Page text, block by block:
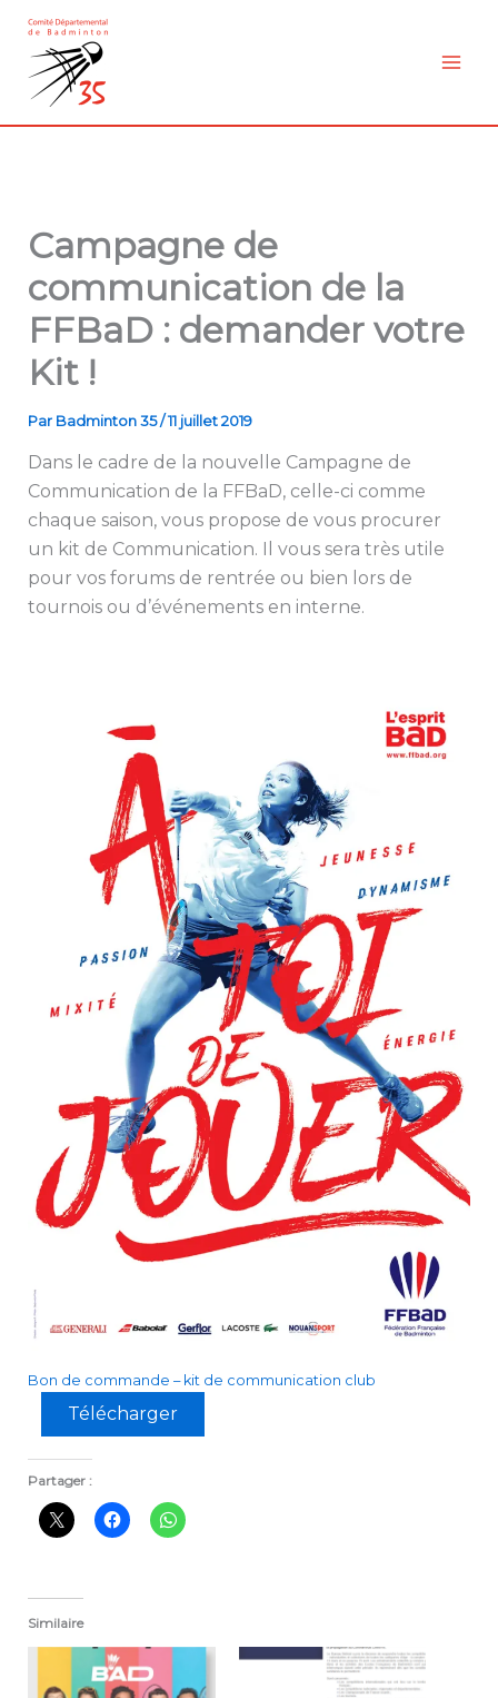
contenu
Campagne de
communication de la
FFBaD : demander votre
Kit !
Par Badminton 35/11 juillet 2019
Dans le cadre de la nouvelle Campagne de
Communication de la FFBaD, celle-ci comme
chaque saison, vous propose de vous procurer
un kit de Communication. Il vous sera très utile
pour vos forums de rentrée ou bien lors de
tournois ou d’événements en interne.
Bon de commande – kit de communication club
Télécharger
Partager :
Similaire